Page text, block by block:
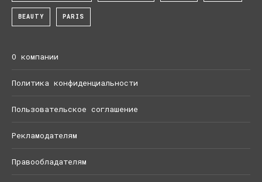
BEAUTY PARIS
О компании
Политика конфиденциальности
Пользовательское соглашение
Рекламодателям
Правообладателям